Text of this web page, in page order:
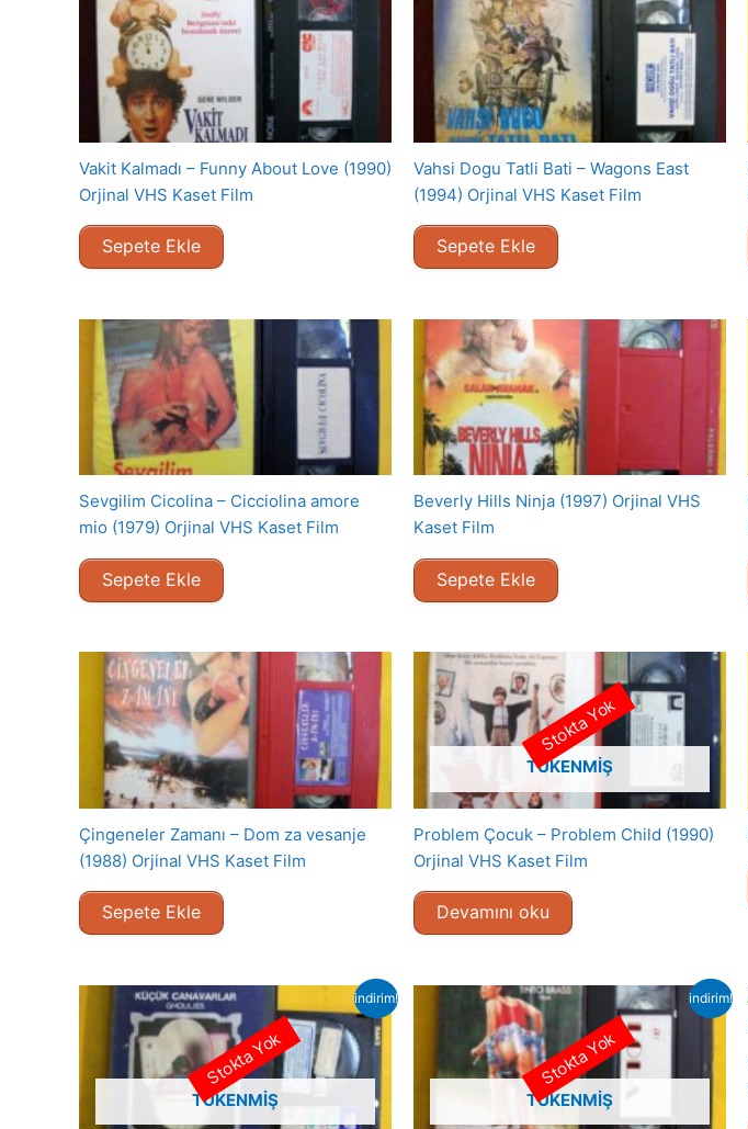
Vakit Kalmadı – Funny About Love (1990)
Orjinal VHS Kaset Film
Sepete Ekle
Vahsi Dogu Tatli Bati – Wagons East
(1994) Orjinal VHS Kaset Film
Sepete Ekle
Sevgilim Cicolina – Cicciolina amore
mio (1979) Orjinal VHS Kaset Film
Sepete Ekle
Beverly Hills Ninja (1997) Orjinal VHS
Kaset Film
Sepete Ekle
Çingeneler Zamanı – Dom za vesanje
(1988) Orjinal VHS Kaset Film
Sepete Ekle
TÜKENMIŞ
Problem Çocuk – Problem Child (1990)
Orjinal VHS Kaset Film
Devamını oku
Stokta Yok
indirim!
TÜKENMIŞ
Stokta Yok
indirim!
TÜKENMIŞ
Stokta Yok